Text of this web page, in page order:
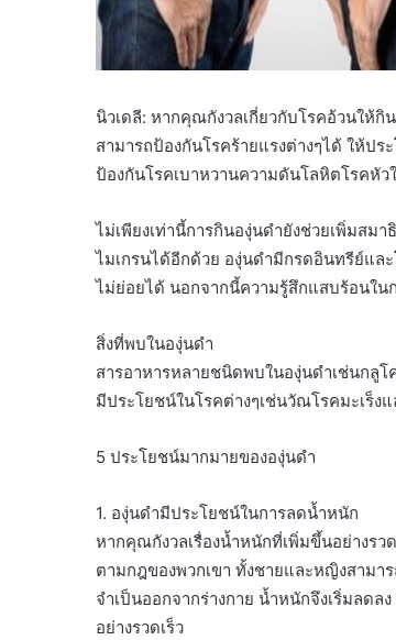
นิวเดลี: หากคุณกังวลเกี่ยวกับโรคอ้วนให้
สามารถป้องกันโรคร้ายแรงต่างๆได้ ให้ป
ป้องกันโรคเบาหวานความดันโลหิตโรคหั
ไม่เพียงเท่านี้การกินองุ่นดำยังช่วยเพิ่มสม
ไมเกรนได้อีกด้วย องุ่นดำมีกรดอินทรีย์แล
ไม่ย่อยได้ นอกจากนี้ความรู้สึกแสบร้อนใน
สิ่งที่พบในองุ่นดำ
สารอาหารหลายชนิดพบในองุ่นดำเช่นกลู
มีประโยชน์ในโรคต่างๆเช่นวัณโรคมะเร็ง
5 ประโยชน์มากมายขององุ่นดำ
1. องุ่นดำมีประโยชน์ในการลดน้ำหนัก
หากคุณกังวลเรื่องน้ำหนักที่เพิ่มขึ้นอย่างร
ตามกฎของพวกเขา ทั้งชายและหญิงสามา
จำเป็นออกจากร่างกาย น้ำหนักจึงเริ่มลด
อย่างรวดเร็ว